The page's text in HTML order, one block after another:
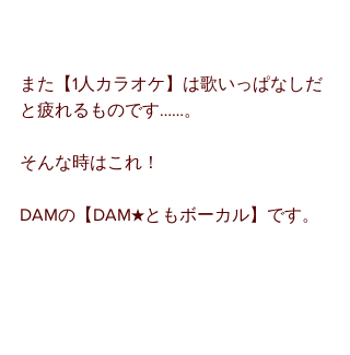
また【1人カラオケ】は歌いっぱなしだ
と疲れるものです……。
そんな時はこれ！
DAMの【DAM★ともボーカル】です。